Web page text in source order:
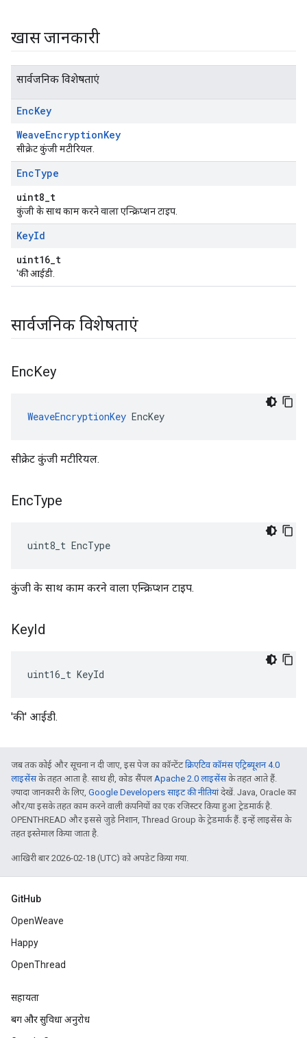
खास जानकारी
सार्वजनिक विशेषताएं
EncKey
WeaveEncryptionKey
सीक्रेट कुंजी मटीरियल.
EncType
uint8_t
कुंजी के साथ काम करने वाला एन्क्रिप्शन टाइप.
KeyId
uint16_t
'की' आईडी.
सार्वजनिक विशेषताएं
EncKey
WeaveEncryptionKey EncKey
सीक्रेट कुंजी मटीरियल.
EncType
uint8_t EncType
कुंजी के साथ काम करने वाला एन्क्रिप्शन टाइप.
KeyId
uint16_t KeyId
'की' आईडी.
जब तक कोई और सूचना न दी जाए, इस पेज का कॉन्टेंटक्रिएटिव कॉमंस एट्रिब्यूशन 4.0
लाइसेंसके तहत आता है. साथ ही, कोड सैंपलApache 2.0 लाइसेंसके तहत आते हैं.
ज़्यादा जानकारी के लिए, Google Developers साइट की नीतियांदेखें. Java, Oracle का
और/या इसके तहत काम करने वाली कंपनियों का एक रजिस्टर किया हुआ ट्रेडमार्क है.
OPENTHREAD और इससे जुड़े निशान, Thread Group के ट्रेडमार्क हैं. इन्हें लाइसेंस के
तहत इस्तेमाल किया जाता है.
आखिरी बार 2026-02-18 (UTC) को अपडेट किया गया.
GitHub
OpenWeave
Happy
OpenThread
सहायता
बग और सुविधा अनुरोध